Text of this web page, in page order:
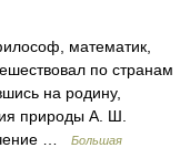
математик,
по странам
на родину,
природы А. Ш.
…
Большая